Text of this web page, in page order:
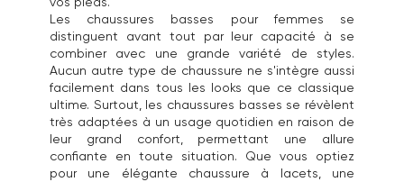
Les chaussures basses pour femmes se
distinguent avant tout par leur capacité à se
combiner avec une grande variété de styles.
Aucun autre type de chaussure ne s'intègre aussi
facilement dans tous les looks que ce classique
ultime. Surtout, les chaussures basses se révèlent
très adaptées à un usage quotidien en raison de
leur grand confort, permettant une allure
confiante en toute situation. Que vous optiez
pour une élégante chaussure à lacets, une